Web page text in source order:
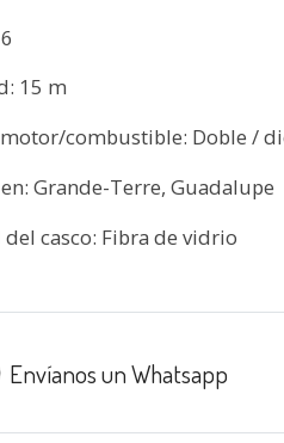
15 m
combustible: Doble /
Grande-Terre, Guadalupe
casco: Fibra de vidrio
Envíanos un Whatsapp